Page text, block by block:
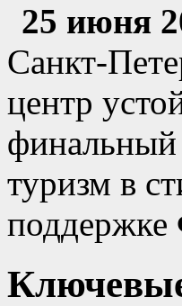
25 июня
Санкт-
центр
финальный
туризм в
поддержке